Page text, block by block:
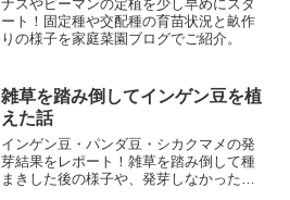
ナスやピーマンの定植を少し早めにスタ
ート！固定種や交配種の育苗状況と畝作
りの様子を家庭菜園ブログでご紹介。
雑草を踏み倒してインゲン豆を植
えた話
インゲン豆・パンダ豆・シカクマメの発
芽結果をレポート！雑草を踏み倒して種
まきした後の様子や、発芽しなかった理